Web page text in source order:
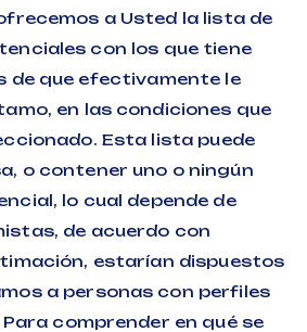
a Usted la lista de
con los que tiene
de que efectivamente le
en las condiciones que
Esta lista puede
o contener uno o ningún
lo cual depende de
de acuerdo con
estarían dispuestos
a personas con perfiles
comprender en qué se